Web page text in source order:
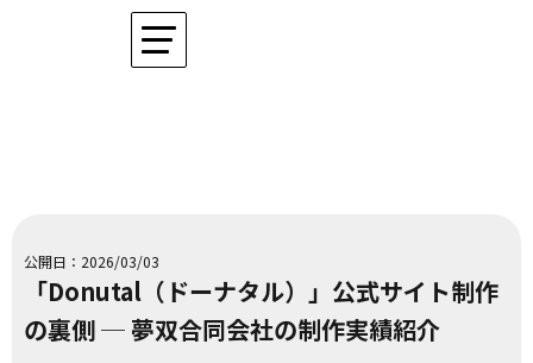
公開日：2026/03/03
「Donutal（ドーナタル）」公式サイト制作
の裏側 ─ 夢双合同会社の制作実績紹介